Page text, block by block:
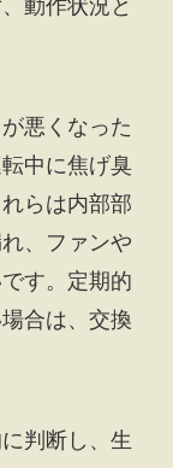
動作状況と
悪くなった
中に焦げ臭
らは内部部
、ファンや
す。定期的
合は、交換
判断し、生